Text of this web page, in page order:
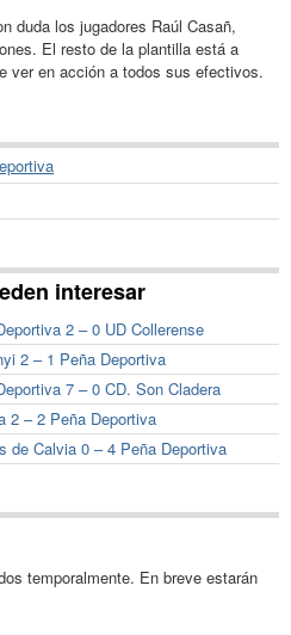
duda los jugadores Raúl Casañ,
El resto de la plantilla está a
ver en acción a todos sus efectivos.
interesar
2 – 0 UD Collerense
2 – 1 Peña Deportiva
7 – 0 CD. Son Cladera
2 – 2 Peña Deportiva
de Calvia 0 – 4 Peña Deportiva
temporalmente. En breve estarán